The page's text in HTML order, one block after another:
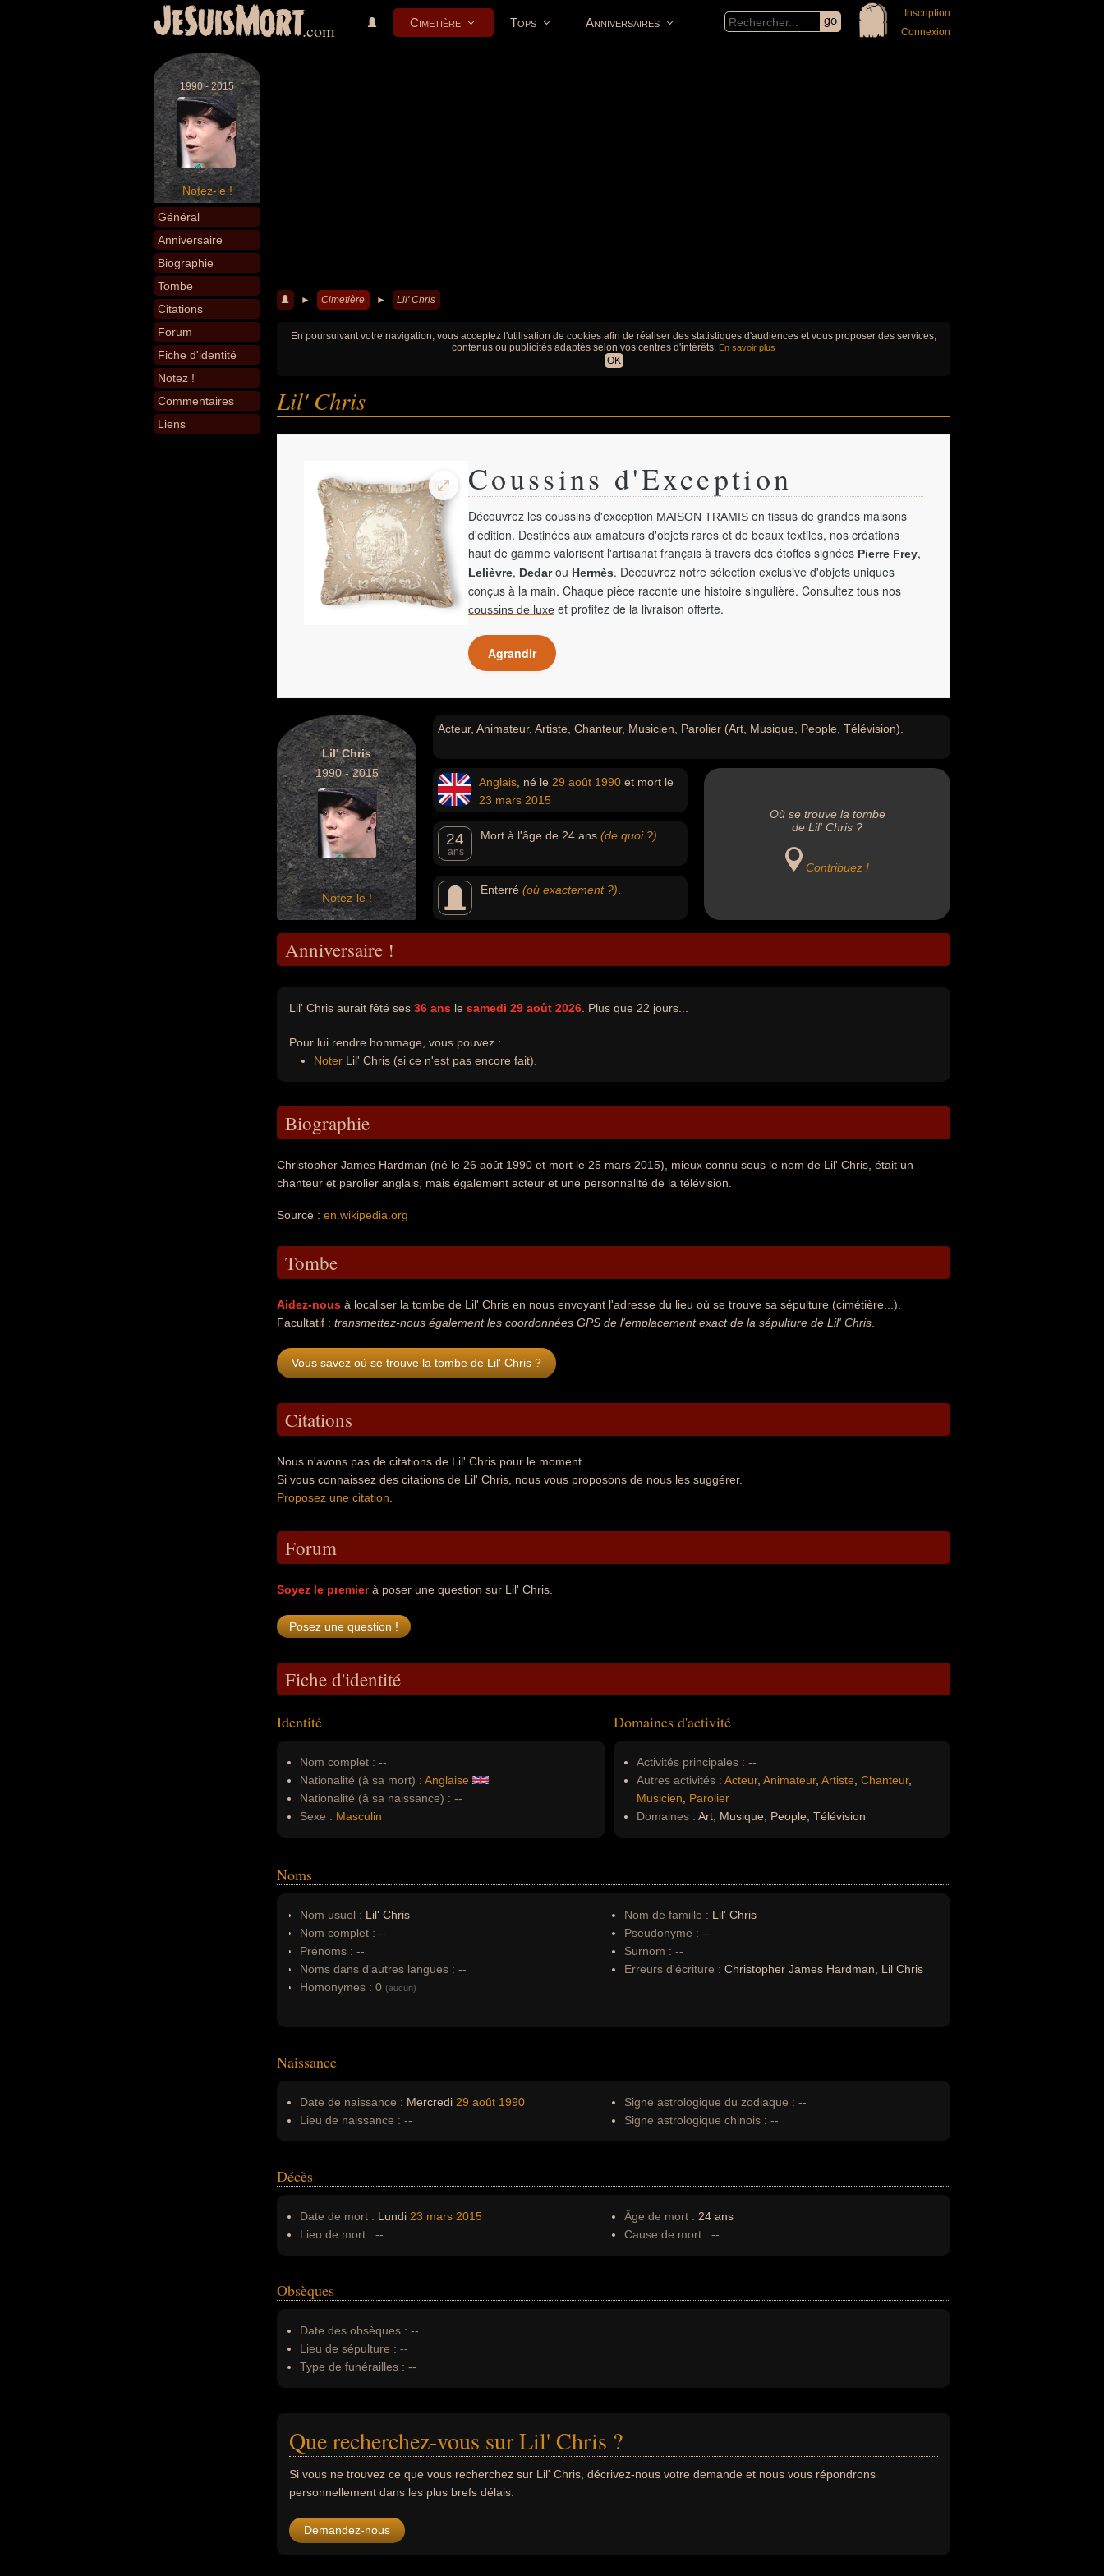
JeSuisMort.com Cimetière Tops Anniversaires
Inscription
Connexion
1990 - 2015
Notez-le !
Général
Anniversaire
Biographie
Tombe
Citations
Forum
Fiche d'identité
Notez !
Commentaires
Liens
► Cimetière ► Lil' Chris
En poursuivant votre navigation, vous acceptez l'utilisation de cookies afin de réaliser des statistiques d'audiences et vous proposer des services,
contenus ou publicités adaptés selon vos centres d'intérêts. En savoir plus
OK
Lil' Chris
Coussins d'Exception
Découvrez les coussins d'exception MAISON TRAMIS en tissus de grandes maisons
d'édition. Destinées aux amateurs d'objets rares et de beaux textiles, nos créations
haut de gamme valorisent l'artisanat français à travers des étoffes signées Pierre Frey,
Lelièvre, Dedarou Hermès. Découvrez notre sélection exclusive d'objets uniques
conçus à la main. Chaque pièce raconte une histoire singulière. Consultez tous nos
coussins de luxe et profitez de la livraison offerte.
Agrandir
Lil' Chris
1990 - 2015
Notez-le !
Acteur, Animateur, Artiste, Chanteur, Musicien, Parolier (Art, Musique, People, Télévision).
Anglais , né le 29 août 1990 et mort le
23 mars 2015
24
ans
Mort à l'âge de 24 ans (de quoi ?)
Enterré (où exactement ?)
Où se trouve la tombe
de Lil' Chris ?
Contribuez !
Anniversaire !
Lil' Chris aurait fêté ses 36 ans le samedi 29 août 2026 . Plus que 22 jours...
Pour lui rendre hommage, vous pouvez :
Noter Lil' Chris (si ce n'est pas encore fait).
Biographie
Christopher James Hardman (né le 26 août 1990 et mort le 25 mars 2015), mieux connu sous le nom de Lil' Chris, était un
chanteur et parolier anglais, mais également acteur et une personnalité de la télévision.
Source : en.wikipedia.org
Tombe
Aidez-nous à localiser la tombe de Lil' Chris en nous envoyant l'adresse du lieu où se trouve sa sépulture (cimétière...).
Facultatif : transmettez-nous également les coordonnées GPS de l'emplacement exact de la sépulture de Lil' Chris
Vous savez où se trouve la tombe de Lil' Chris ?
Citations
Nous n'avons pas de citations de Lil' Chris pour le moment...
Si vous connaissez des citations de Lil' Chris, nous vous proposons de nous les suggérer.
Proposez une citation
Forum
Soyez le premierà poser une question sur Lil' Chris.
Fiche d'identité
Identité
Nom complet : --
Nationalité (à sa mort) : Anglaise
Nationalité (à sa naissance) : --
Sexe : Masculin
Domaines d'activité
Activités principales : --
Autres activités : Acteur, Animateur, Artiste Chanteur,
Musicien
Parolier
Domaines : Art, Musique, People, Télévision
Noms
Nom usuel : Lil' Chris
Nom complet : --
Prénoms : --
Noms dans d'autres langues : --
Homonymes : 0 (aucun)
Nom de famille : Lil' Chris
Pseudonyme : --
Surnom : --
Erreurs d'écriture : Christopher James Hardman, Lil Chris
Naissance
Date de naissance : Mercredi 29 août 1990
Lieu de naissance : --
Signe astrologique du zodiaque : --
Signe astrologique chinois : --
Décès
Date de mort : Lundi 23 mars 2015
Lieu de mort : --
Âge de mort : 24 ans
Cause de mort : --
Obsèques
Date des obsèques : --
Lieu de sépulture : --
Type de funérailles : --
Que recherchez-vous sur Lil' Chris ?
Si vous ne trouvez ce que vous recherchez sur Lil' Chris, décrivez-nous votre demande et nous vous répondrons
personnellement dans les plus brefs délais.
Demandez-nous